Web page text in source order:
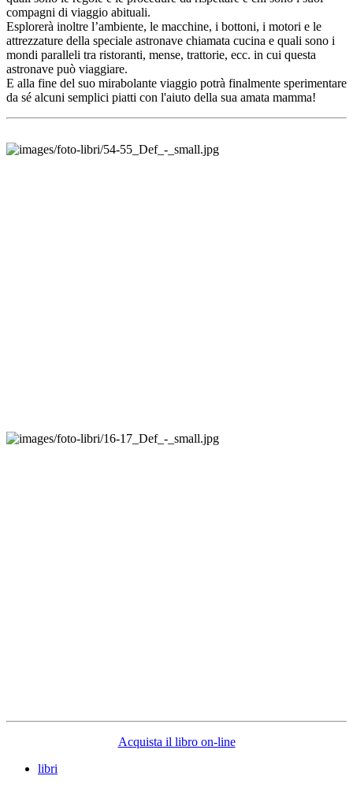
compagni di viaggio abituali.
Esplorerà inoltre l’ambiente, le macchine, i bottoni, i motori e le
attrezzature della speciale astronave chiamata cucina e quali sono i
mondi paralleli tra ristoranti, mense, trattorie, ecc. in cui questa
astronave può viaggiare.
E alla fine del suo mirabolante viaggio potrà finalmente sperimentare
da sé alcuni semplici piatti con l'aiuto della sua amata mamma!
Acquista il libro on-line
libri